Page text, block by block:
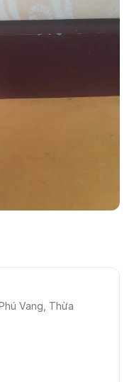
Vang, Thừa